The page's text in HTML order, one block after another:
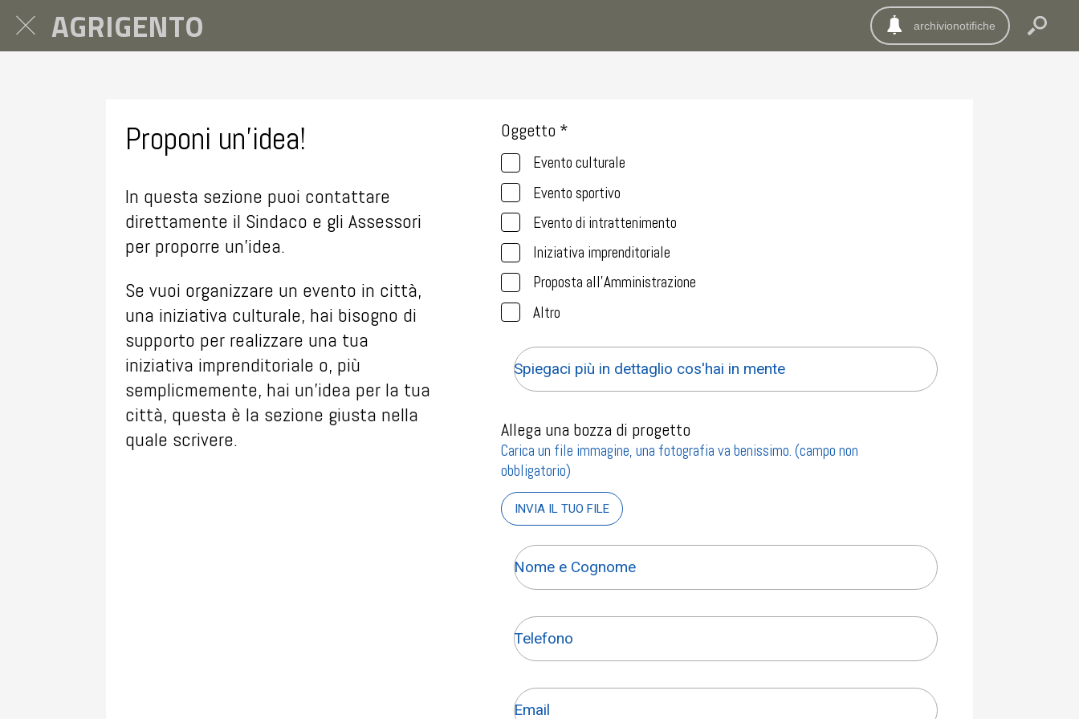
AGRIGENTO archivionotifiche
Proponi un'idea!
In questa sezione puoi contattare
direttamente il Sindaco e gli Assessori
per proporre un'idea.
Se vuoi organizzare un evento in città,
una iniziativa culturale, hai bisogno di
supporto per realizzare una tua
iniziativa imprenditoriale o, più
semplicmemente, hai un'idea per la tua
città, questa è la sezione giusta nella
quale scrivere.
Oggetto *
Evento culturale
Evento sportivo
Evento di intrattenimento
Iniziativa imprenditoriale
Proposta all'Amministrazione
Altro
Allega una bozza di progetto
Carica un file immagine, una fotografia va benissimo. (campo non
obbligatorio)
INVIA IL TUO FILE